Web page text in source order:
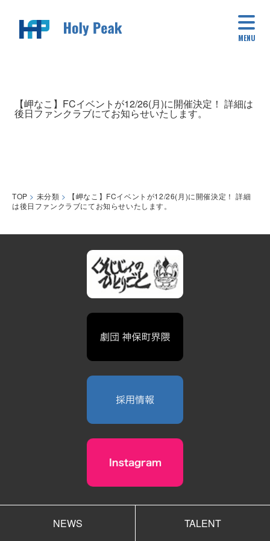
MENU
TOP > 未分類 >
【岬なこ】FCイベントが12/26(月)に開催決定！ 詳細
は後日ファンクラブにてお知らせいたします。
【岬なこ】FCイベントが12/26(月)に開催決定！ 詳細は
後日ファンクラブにてお知らせいたします。
NEWS TALENT